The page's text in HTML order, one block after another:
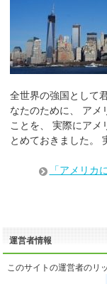
全世界の強国として
なたのために、 アメ
ことを、 実際にアメ
とめておきました。
「アメリカ
運営者情報
このサイトの運営者のリ